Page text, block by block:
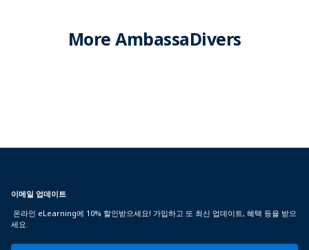
More AmbassaDivers
이메일 업데이트
온라인 eLearning에 10% 할인받으세요! 가입하고 또 최신 업데이트, 혜택 등을 받으
세요.